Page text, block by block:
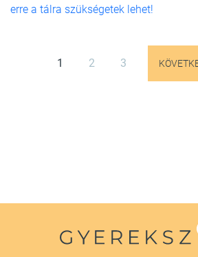
erre a tálra szükségetek lehet!
1 2 3